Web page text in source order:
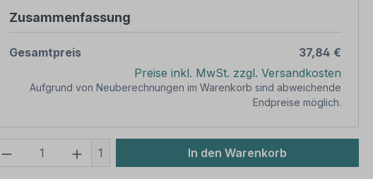
Zusammenfassung
Gesamtpreis
37,84 €
Preise inkl. MwSt. zzgl. Versandkosten
Aufgrund von Neuberechnungen im Warenkorb sind abweichende
Endpreise möglich.
Produkt Anzahl: Gib den gewünschten Wert
1 In den Warenkorb